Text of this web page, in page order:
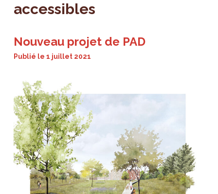
accessibles
Nouveau projet de PAD
Publié le1 juillet 2021